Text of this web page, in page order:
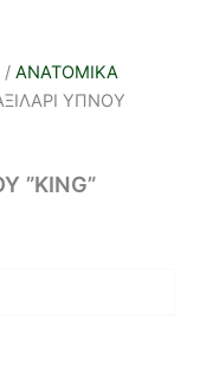
/ ΑΝΑΤΟΜΙΚΑ
ΥΠΝΟΥ
”KING”